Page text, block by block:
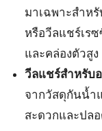
มาเฉพาะสำห
หรือวีลแชร์เร
และคล่องตัวสูง
วีลแชร์สำหรับ
จากวัสดุกันน้ำ
สะดวกและปล